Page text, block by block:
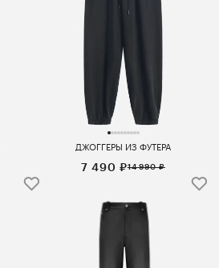
ДЖОГГЕРЫ ИЗ ФУТЕРА
7 490 ₽14 990 ₽